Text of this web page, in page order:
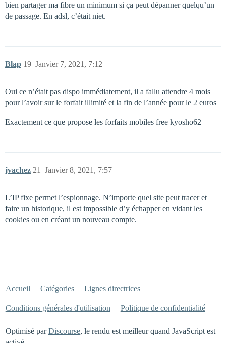
bien partager ma fibre un minimum si ça peut dépanner quelqu’un
de passage. En adsl, c’était niet.
Blap Janvier 7, 2021, 7:12
19
Oui ce n’était pas dispo immédiatement, il a fallu attendre 4 mois
pour l’avoir sur le forfait illimité et la fin de l’année pour le 2 euros
Exactement ce que propose les forfaits mobiles free kyosho62
jvachez Janvier 8, 2021, 7:57
21
L’IP fixe permet l’espionnage. N’importe quel site peut tracer et
faire un historique, il est impossible d’y échapper en vidant les
cookies ou en créant un nouveau compte.
Accueil Catégories Lignes directrices
Conditions générales d'utilisation Politique de confidentialité
Optimisé parDiscourse, le rendu est meilleur quand JavaScript est